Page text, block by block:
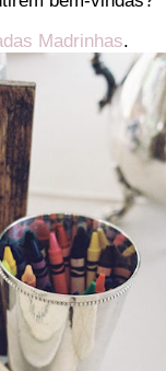
Madrinhas.